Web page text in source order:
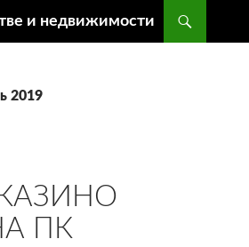
и недвижимости
2019
ПК